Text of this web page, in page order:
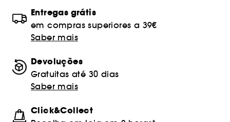
Entregas grátis
em compras superiores a 39€
Saber mais
Devoluções
Gratuitas até 30 dias
Saber mais
Click&Collect